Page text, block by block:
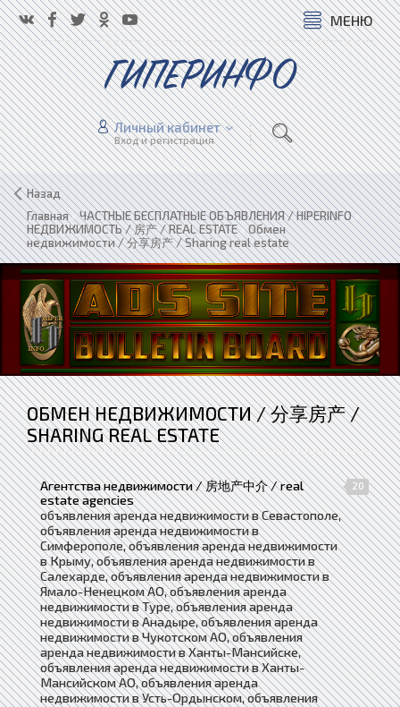
МЕНЮ
ГИПЕРИНФО
Личный кабинет
Вход и регистрация
Назад
Главная»ЧАСТНЫЕ БЕСПЛАТНЫЕ ОБЪЯВЛЕНИЯ / HIPERINFO»
НЕДВИЖИМОСТЬ / 房产 / REAL ESTATE»Обмен
недвижимости / 分享房产 / Sharing real estate
ОБМЕН НЕДВИЖИМОСТИ / 分享房产 /
SHARING REAL ESTATE
Агентства недвижимости / 房地产中介 / real
estate agencies
20
объявления аренда недвижимости в Севастополе,
объявления аренда недвижимости в
Симферополе, объявления аренда недвижимости
в Крыму, объявления аренда недвижимости в
Салехарде, объявления аренда недвижимости в
Ямало-Ненецком АО, объявления аренда
недвижимости в Туре, объявления аренда
недвижимости в Анадыре, объявления аренда
недвижимости в Чукотском АО, объявления
аренда недвижимости в Ханты-Мансийске,
объявления аренда недвижимости в Ханты-
Мансийском АО, объявления аренда
недвижимости в Усть-Ордынском, объявления